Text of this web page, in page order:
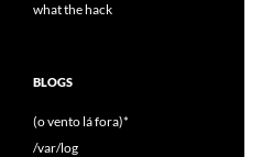
what the hack
BLOGS
(o vento lá fora)*
/var/log